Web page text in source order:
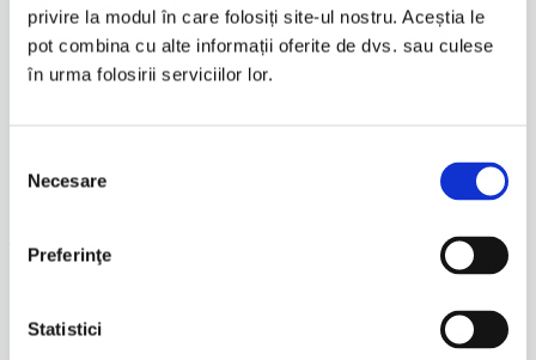
privire la modul în care folosiți site-ul nostru. Aceștia le
pot combina cu alte informații oferite de dvs. sau culese
în urma folosirii serviciilor lor.
consimțământului
Necesare
Preferinţe
Statistici
Linie TU
Protectie termica
Te-ar mai putea interesa
Unisex